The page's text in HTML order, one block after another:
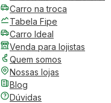
Carro na troca
Tabela Fipe
Carro Ideal
Venda para lojistas
Quem somos
Nossas lojas
Blog
Dúvidas